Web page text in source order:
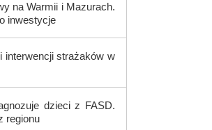
na Warmii i Mazurach.
inwestycje
interwencji strażaków w
dzieci z FASD.
regionu